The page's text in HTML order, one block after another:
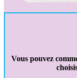
Vous pouvez